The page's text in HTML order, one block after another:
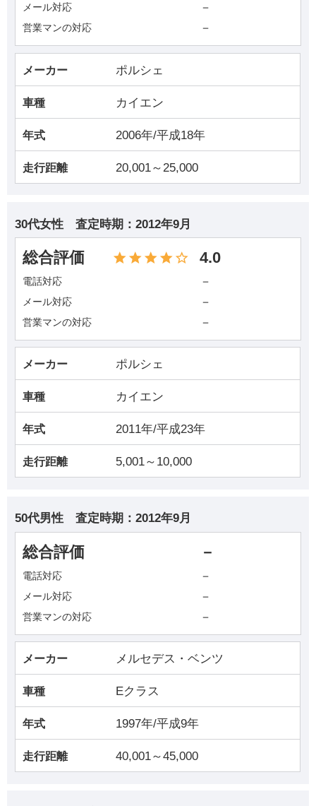
メール対応 －
営業マンの対応 －
メーカー ポルシェ
車種 カイエン
年式 2006年/平成18年
走行距離 20,001～25,000
30代女性 査定時期： 2012年9月
総合評価 4.0
電話対応 －
メール対応 －
営業マンの対応 －
メーカー ポルシェ
車種 カイエン
年式 2011年/平成23年
走行距離 5,001～10,000
50代男性 査定時期： 2012年9月
総合評価 －
電話対応 －
メール対応 －
営業マンの対応 －
メーカー メルセデス・ベンツ
車種 Eクラス
年式 1997年/平成9年
走行距離 40,001～45,000